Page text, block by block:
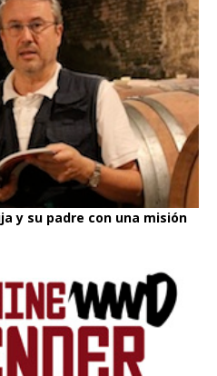
y su padre con una misión